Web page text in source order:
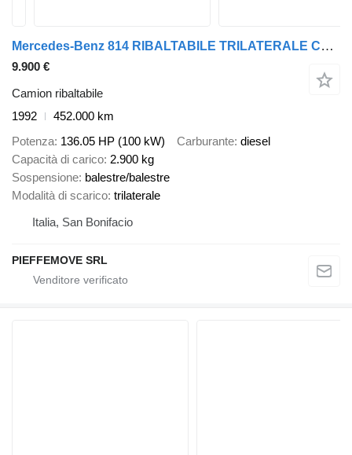
Mercedes-Benz 814 RIBALTABILE TRILATERALE CON GRU
9.900 €
Camion ribaltabile
1992
452.000 km
Potenza 136.05 HP (100 kW) Carburante diesel
Capacità di carico 2.900 kg
Sospensione balestre/balestre
Modalità di scarico trilaterale
Italia, San Bonifacio
PIEFFEMOVE SRL